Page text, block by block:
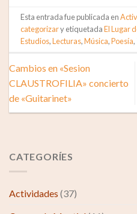
Esta entrada fue publicada en
categorizary etiquetadaEl Lugar
Estudios,Lecturas,Música,Poesía,
Cambios en «Sesion
CLAUSTROFILIA» concierto
de «Guitarinet»
CATEGORÍES
Actividades (37)